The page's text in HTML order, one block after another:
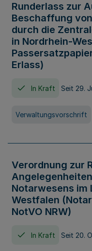
Runderlass zur
Beschaffung
durch die
in Nordrhein-
Erlass)
In Kraft Seit 29.
Verwaltungsvorschrift
Verordnung zur
Notarwesens im
Westfalen
NotVO NRW)
In Kraft Seit 20.